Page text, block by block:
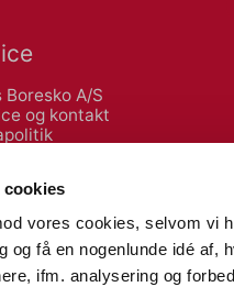
cookies
vores cookies, selvom vi
og få en nogenlunde idé af,
ifm. analysering og
A/S
og kontakt